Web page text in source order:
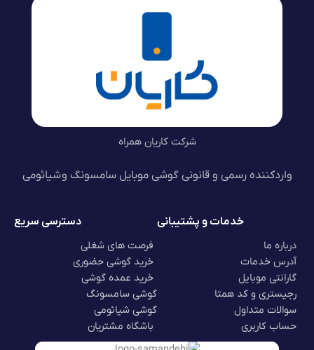
شرکت کاریان همراه
واردکننده رسمی و قانونی گوشی موبایل سامسونگ و شیائومی
خدمات و پشتیبانی
درباره ما
آدرس خدمات
گارانتی موبایل
رجیستری و کد همتا
سوالات متداول
حساب کاربری
دسترسی سریع
فرصت های شغلی
خرید گوشی حضوری
خرید عمده گوشی
گوشی سامسونگ
گوشی شیائومی
باشگاه مشتریان